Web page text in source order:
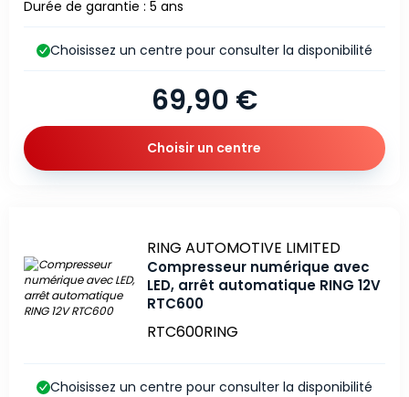
Durée de garantie : 5 ans
69,90 €
Choisissez un centre pour consulter la disponibilité
Choisir un centre
Marque
RING AUTOMOTIVE LIMITED
Compresseur numérique avec
LED, arrêt automatique RING 12V
RTC600
RTC600RING
Choisissez un centre pour consulter la disponibilité